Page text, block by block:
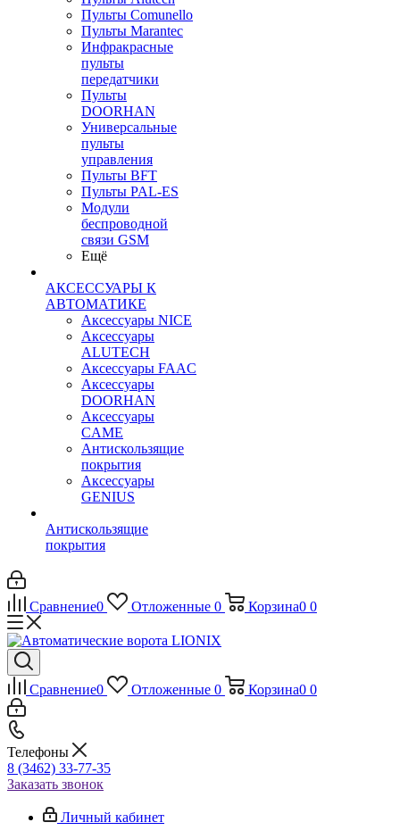
Пульты Сomunello
Пульты Marantec
Инфракрасные
пульты
передатчики
Пульты
DOORHAN
Универсальные
пульты
управления
Пульты BFT
Пульты PAL-ES
Модули
беспроводной
связи GSM
Ещё
АКСЕССУАРЫ К
АВТОМАТИКЕ
Аксессуары NICE
Аксессуары
ALUTECH
Аксессуары FAAC
Аксессуары
DOORHAN
Аксессуары
CAME
Антискользящие
покрытия
Аксессуары
GENIUS
Антискользящие
покрытия
Сравнение0 Отложенные 0 Корзина0 0
Сравнение0 Отложенные 0 Корзина0 0
Телефоны
8 (3462) 33-77-35
Заказать звонок
Личный кабинет